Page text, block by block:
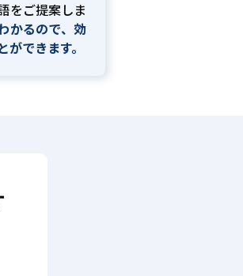
をご提案しま
かるので、効
できます。